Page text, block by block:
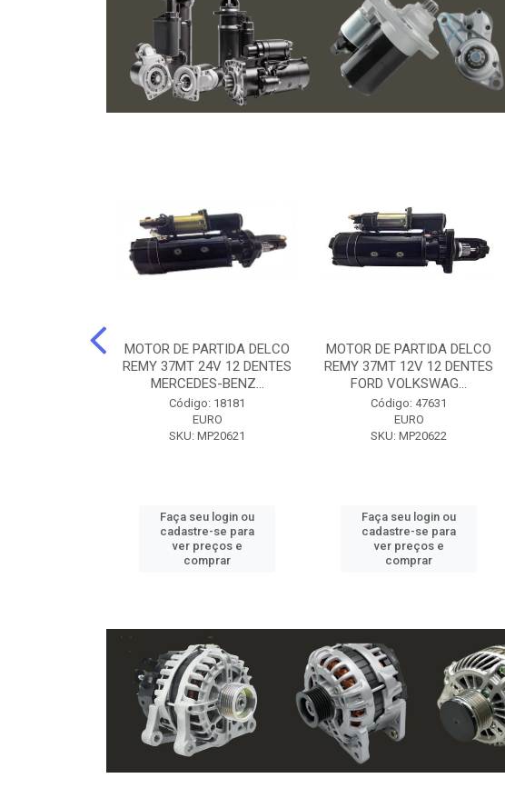
MOTOR DE PARTIDA DELCO
REMY 37MT 24V 12 DENTES
MERCEDES-BENZ...
Código: 18181
EURO
SKU: MP20621
Faça seu login ou
cadastre-se para
ver preços e
comprar
MOTOR DE PARTIDA DELCO
REMY 37MT 12V 12 DENTES
FORD VOLKSWAG...
Código: 47631
EURO
SKU: MP20622
Faça seu login ou
cadastre-se para
ver preços e
comprar